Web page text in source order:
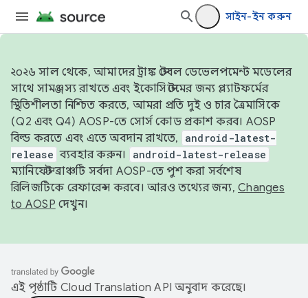
সাইন-ইন করুন
২০২৬ সাল থেকে, আমাদের ট্রাঙ্ক স্টেবল ডেভেলপমেন্ট মডেলের
সাথে সামঞ্জস্য রাখতে এবং ইকোসিস্টেমের জন্য প্ল্যাটফর্মের
স্থিতিশীলতা নিশ্চিত করতে, আমরা প্রতি দুই ও চার ত্রৈমাসিকে
(Q2 এবং Q4) AOSP-তে সোর্স কোড প্রকাশ করব। AOSP
বিল্ড করতে এবং এতে অবদান রাখতে,
android-latest-
release ব্যবহার করুন। android-latest-release
ম্যানিফেস্ট ব্রাঞ্চটি সর্বদা AOSP-তে পুশ করা সর্বশেষ
রিলিজটিকে রেফারেন্স করবে। আরও তথ্যের জন্য, Changes
to AOSP দেখুন।
এই পৃষ্ঠাটি Cloud Translation API অনুবাদ করেছে।